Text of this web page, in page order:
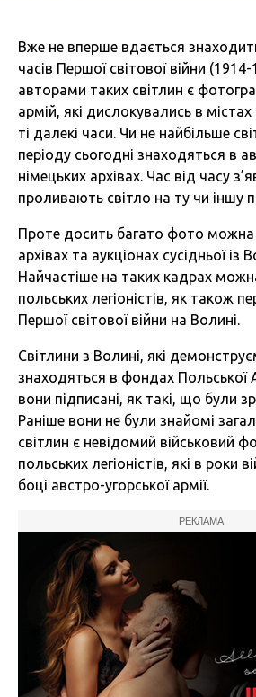
Вже не вперше вдається
часів Першої світової війни
авторами таких світлин є
армій, які дислокувались в
ті далекі часи. Чи не найбільше
періоду сьогодні знаходяться в
німецьких архівах. Час від часу
проливають світло на ту чи іншу
Проте досить багато фото можна
архівах та аукціонах сусідньої
Найчастіше на таких кадрах
польських легіоністів, як також
Першої світової війни на Волині.
Світлини з Волині, які
знаходяться в фондах Польської
вони підписані, як такі, що були
Раніше вони не були знайомі
світлин є невідомий військовий
польських легіоністів, які в роки
боці австро-угорської армії.
РЕКЛАМА